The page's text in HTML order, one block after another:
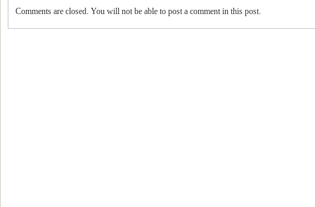
Comments are closed. You will not be able to post a comment in this post.